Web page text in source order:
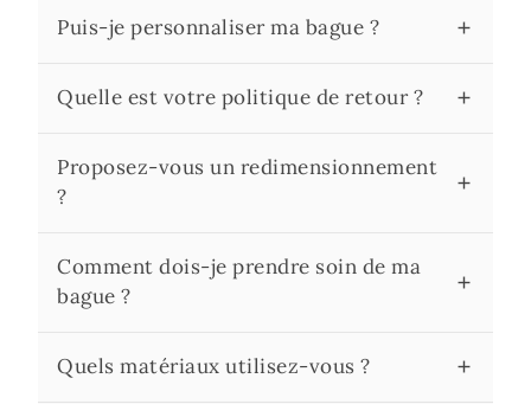
Puis-je personnaliser ma bague ?
Quelle est votre politique de retour ?
Proposez-vous un redimensionnement
?
Comment dois-je prendre soin de ma
bague ?
Quels matériaux utilisez-vous ?